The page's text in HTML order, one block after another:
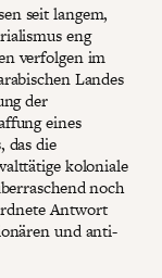
seit langem,
eng
verfolgen im
Landes
der
eines
das die
koloniale
noch
Antwort
und anti-